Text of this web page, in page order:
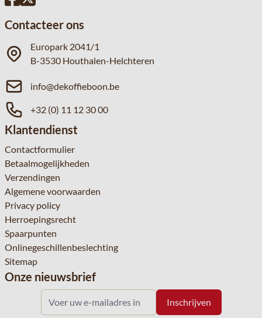
Contacteer ons
Europark 2041/1
B-3530 Houthalen-Helchteren
info@dekoffieboon.be
+32 (0) 11 12 30 00
Klantendienst
Contactformulier
Betaalmogelijkheden
Verzendingen
Algemene voorwaarden
Privacy policy
Herroepingsrecht
Spaarpunten
Onlinegeschillenbeslechting
Sitemap
Onze nieuwsbrief